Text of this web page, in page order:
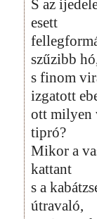
S az
esett
szűzibb
s finom
izgatott
ott milyen
tipró?
Mikor a
kattant
s a
útravaló,